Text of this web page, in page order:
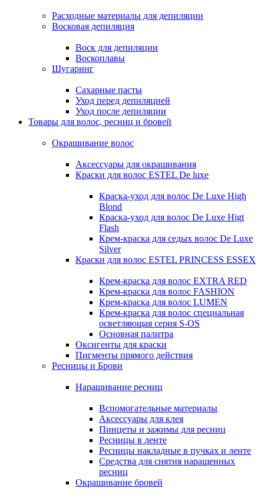
Расходные материалы для депиляции
Восковая депиляция
Воск для депиляции
Воскоплавы
Шугаринг
Сахарные пасты
Уход перед депиляцией
Уход после депиляции
Товары для волос, ресниц и бровей
Окрашивание волос
Аксессуары для окрашивания
Краски для волос ESTEL De luxe
Краска-уход для волос De Luxe High
Blond
Краска-уход для волос De Luxe Higt
Flash
Крем-краска для седых волос De Luxe
Silver
Краски для волос ESTEL PRINCESS ESSEX
Крем-краска для волос EXTRA RED
Крем-краска для волос FASHION
Крем-краска для волос LUMEN
Крем-краска для волос специальная
осветляющая серия S-OS
Основная палитра
Оксигенты для краски
Пигменты прямого действия
Ресницы и Брови
Наращивание ресниц
Вспомогательные материалы
Аксессуары для клея
Пинцеты и зажимы для ресниц
Ресницы в ленте
Ресницы накладные в пучках и ленте
Средства для снятия наращенных
ресниц
Окрашивание бровей